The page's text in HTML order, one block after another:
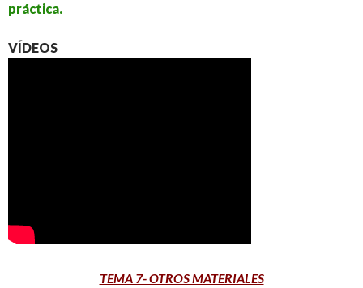
práctica.
VÍDEOS
TEMA 7- OTROS MATERIALES